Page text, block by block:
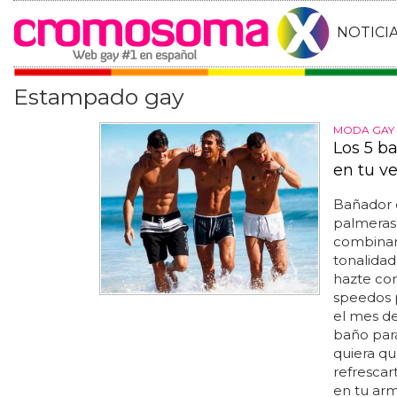
Estampado gay
MODA GAY
Los 5
en tu
hazte
speedos
el mes
baño
quiera
en tu